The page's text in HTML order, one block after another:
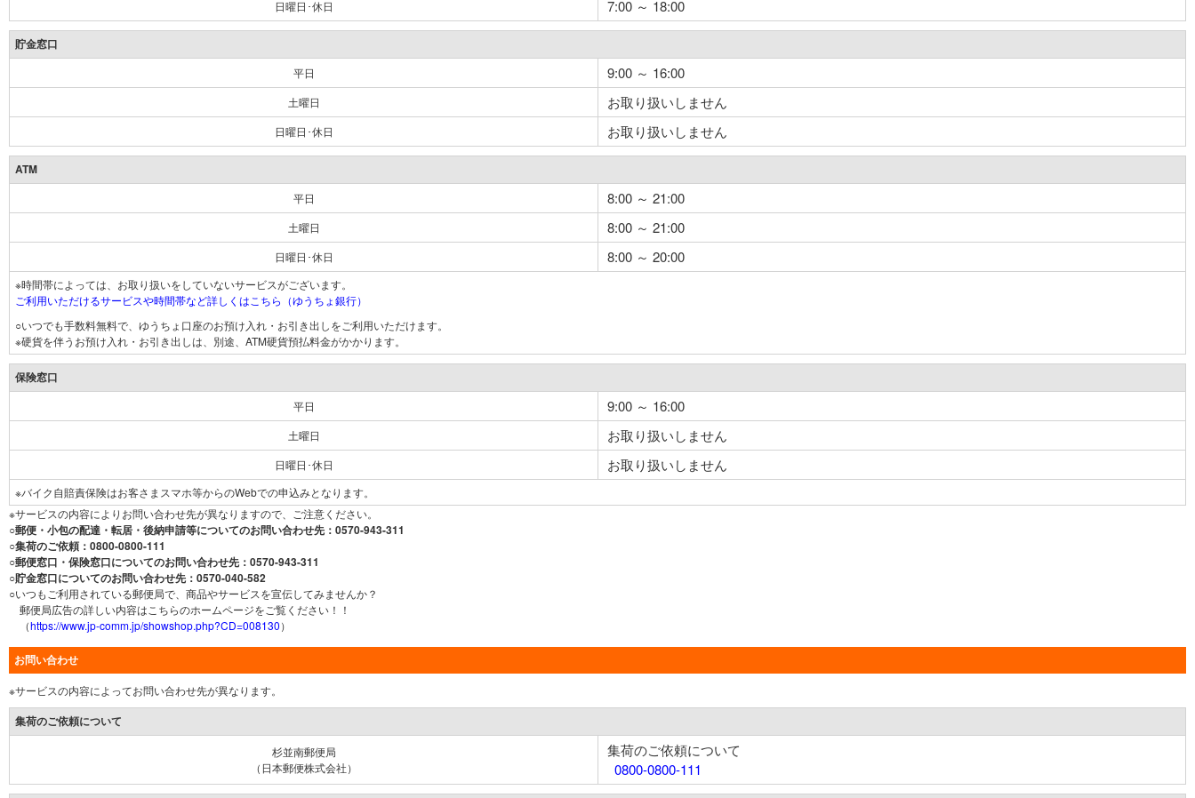
日曜日･休日 7:00 ～ 18:00
貯金窓口
平日 9:00 ～ 16:00
土曜日 お取り扱いしません
日曜日･休日 お取り扱いしません
ATM
平日 8:00 ～ 21:00
土曜日 8:00 ～ 21:00
日曜日･休日 8:00 ～ 20:00
※時間帯によっては、お取り扱いをしていないサービスがございます。
ご利用いただけるサービスや時間帯など詳しくはこちら（ゆうちょ銀行）
○いつでも手数料無料で、ゆうちょ口座のお預け入れ・お引き出しをご利用いただけます。
※硬貨を伴うお預け入れ・お引き出しは、別途、ATM硬貨預払料金がかかります。
保険窓口
平日 9:00 ～ 16:00
土曜日 お取り扱いしません
日曜日･休日 お取り扱いしません
※バイク自賠責保険はお客さまスマホ等からのWebでの申込みとなります。
※サービスの内容によりお問い合わせ先が異なりますので、ご注意ください。
○郵便・小包の配達・転居・後納申請等についてのお問い合わせ先：0570-943-311
○集荷のご依頼：0800-0800-111
○郵便窓口・保険窓口についてのお問い合わせ先：0570-943-311
○貯金窓口についてのお問い合わせ先：0570-040-582
○いつもご利用されている郵便局で、商品やサービスを宣伝してみませんか？
郵便局広告の詳しい内容はこちらのホームページをご覧ください！！
（https://www.jp-comm.jp/showshop.php?CD=008130）
お問い合わせ
※サービスの内容によってお問い合わせ先が異なります。
集荷のご依頼について
杉並南郵便局
（日本郵便株式会社）
集荷のご依頼について
0800-0800-111